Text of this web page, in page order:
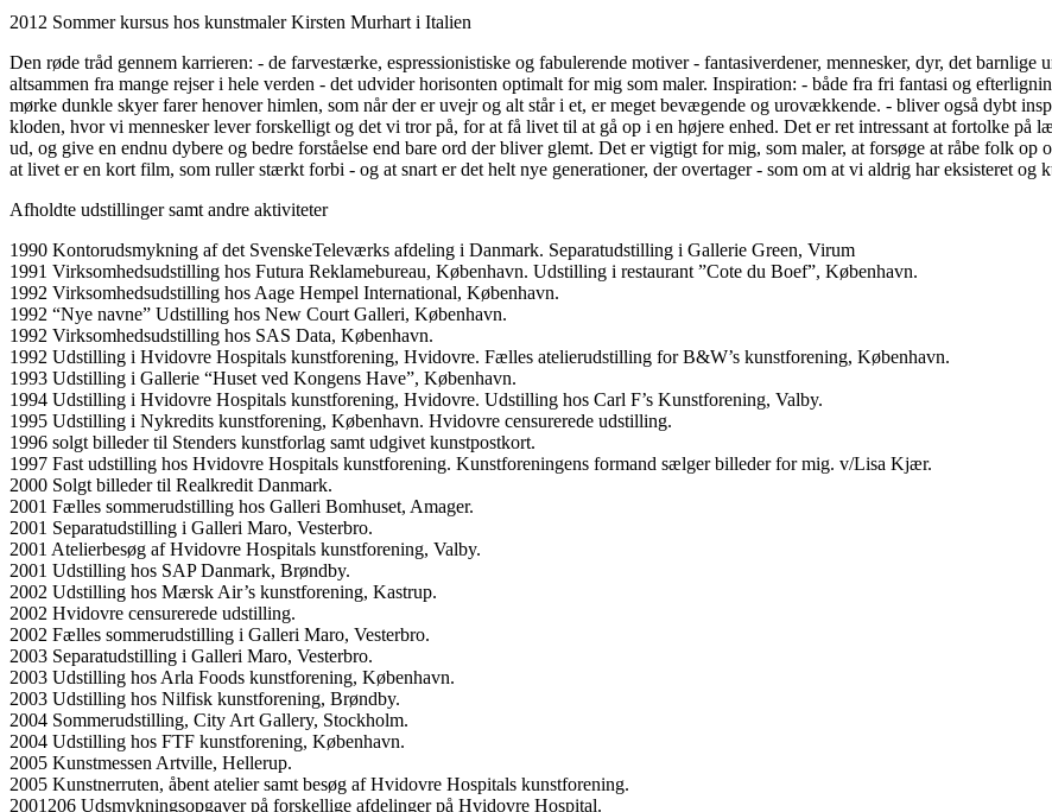
2012 Sommer kursus hos kunstmaler Kirsten Murhart i Italien
Den røde tråd gennem karrieren: - de farvestærke, espressionistiske og fabulerende motiver - fantasiverdener, mennesker, dyr, det
altsammen fra mange rejser i hele verden - det udvider horisonten optimalt for mig som maler. Inspiration: - både fra fri fantasi og
mørke dunkle skyer farer henover himlen, som når der er uvejr og alt står i et, er meget bevægende og urovækkende. - bliver også dybt
kloden, hvor vi mennesker lever forskelligt og det vi tror på, for at få livet til at gå op i en højere enhed. Det er ret intressant at fortolke på
ud, og give en endnu dybere og bedre forståelse end bare ord der bliver glemt. Det er vigtigt for mig, som maler, at forsøge at råbe folk
at livet er en kort film, som ruller stærkt forbi - og at snart er det helt nye generationer, der overtager - som om at vi aldrig har eksisteret og
Afholdte udstillinger samt andre aktiviteter
1990 Kontorudsmykning af det SvenskeTeleværks afdeling i Danmark. Separatudstilling i Gallerie Green, Virum
1991 Virksomhedsudstilling hos Futura Reklamebureau, København. Udstilling i restaurant ”Cote du Boef”, København.
1992 Virksomhedsudstilling hos Aage Hempel International, København.
1992 “Nye navne” Udstilling hos New Court Galleri, København.
1992 Virksomhedsudstilling hos SAS Data, København.
1992 Udstilling i Hvidovre Hospitals kunstforening, Hvidovre. Fælles atelierudstilling for B&W’s kunstforening, København.
1993 Udstilling i Gallerie “Huset ved Kongens Have”, København.
1994 Udstilling i Hvidovre Hospitals kunstforening, Hvidovre. Udstilling hos Carl F’s Kunstforening, Valby.
1995 Udstilling i Nykredits kunstforening, København. Hvidovre censurerede udstilling.
1996 solgt billeder til Stenders kunstforlag samt udgivet kunstpostkort.
1997 Fast udstilling hos Hvidovre Hospitals kunstforening. Kunstforeningens formand sælger billeder for mig. v/Lisa Kjær.
2000 Solgt billeder til Realkredit Danmark.
2001 Fælles sommerudstilling hos Galleri Bomhuset, Amager.
2001 Separatudstilling i Galleri Maro, Vesterbro.
2001 Atelierbesøg af Hvidovre Hospitals kunstforening, Valby.
2001 Udstilling hos SAP Danmark, Brøndby.
2002 Udstilling hos Mærsk Air’s kunstforening, Kastrup.
2002 Hvidovre censurerede udstilling.
2002 Fælles sommerudstilling i Galleri Maro, Vesterbro.
2003 Separatudstilling i Galleri Maro, Vesterbro.
2003 Udstilling hos Arla Foods kunstforening, København.
2003 Udstilling hos Nilfisk kunstforening, Brøndby.
2004 Sommerudstilling, City Art Gallery, Stockholm.
2004 Udstilling hos FTF kunstforening, København.
2005 Kunstmessen Artville, Hellerup.
2005 Kunstnerruten, åbent atelier samt besøg af Hvidovre Hospitals kunstforening.
2001206 Udsmykningsopgaver på forskellige afdelinger på Hvidovre Hospital.